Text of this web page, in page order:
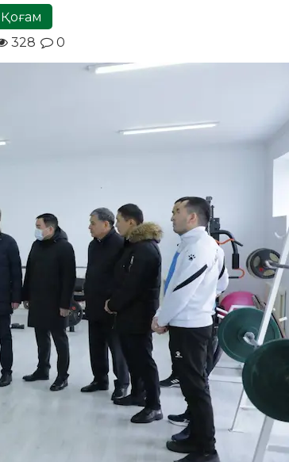
Қоғам
328 0